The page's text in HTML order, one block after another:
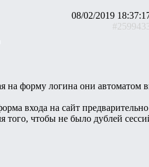
08/02/2019
на форму логина они автоматом
входа на сайт
чтобы не было дублей